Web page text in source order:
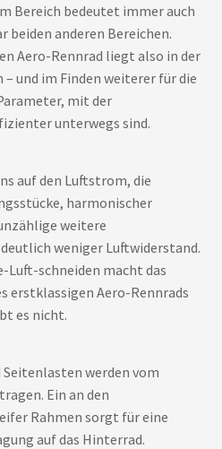
Bereich bedeutet immer auch
beiden anderen Bereichen.
Aero-Rennrad liegt also in der
und im Finden weiterer für die
mit der
unterwegs sind.
auf den Luftstrom, die
harmonischer
weitere
weniger Luftwiderstand.
Luft-schneiden macht das
erstklassigen Aero-Rennrads
es nicht.
werden vom
Ein an den
Rahmen sorgt für eine
auf das Hinterrad.